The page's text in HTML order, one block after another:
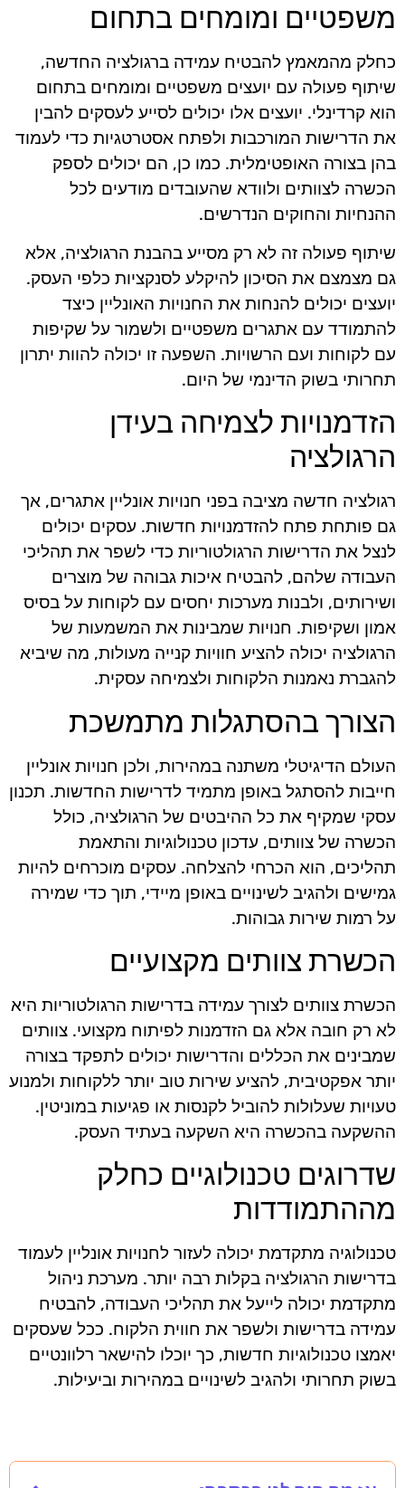
משפטיים ומומחים בתחום
כחלק מהמאמץ להבטיח עמידה ברגולציה החדשה,
שיתוף פעולה עם יועצים משפטיים ומומחים בתחום
הוא קרדינלי. יועצים אלו יכולים לסייע לעסקים להבין
את הדרישות המורכבות ולפתח אסטרטגיות כדי לעמוד
בהן בצורה האופטימלית. כמו כן, הם יכולים לספק
הכשרה לצוותים ולוודא שהעובדים מודעים לכל
ההנחיות והחוקים הנדרשים.
שיתוף פעולה זה לא רק מסייע בהבנת הרגולציה, אלא
גם מצמצם את הסיכון להיקלע לסנקציות כלפי העסק.
יועצים יכולים להנחות את החנויות האונליין כיצד
להתמודד עם אתגרים משפטיים ולשמור על שקיפות
עם לקוחות ועם הרשויות. השפעה זו יכולה להוות יתרון
תחרותי בשוק הדינמי של היום.
הזדמנויות לצמיחה בעידן
הרגולציה
רגולציה חדשה מציבה בפני חנויות אונליין אתגרים, אך
גם פותחת פתח להזדמנויות חדשות. עסקים יכולים
לנצל את הדרישות הרגולטוריות כדי לשפר את תהליכי
העבודה שלהם, להבטיח איכות גבוהה של מוצרים
ושירותים, ולבנות מערכות יחסים עם לקוחות על בסיס
אמון ושקיפות. חנויות שמבינות את המשמעות של
הרגולציה יכולה להציע חוויות קנייה מעולות, מה שיביא
להגברת נאמנות הלקוחות ולצמיחה עסקית.
הצורך בהסתגלות מתמשכת
העולם הדיגיטלי משתנה במהירות, ולכן חנויות אונליין
חייבות להסתגל באופן מתמיד לדרישות החדשות. תכנון
עסקי שמקיף את כל ההיבטים של הרגולציה, כולל
הכשרה של צוותים, עדכון טכנולוגיות והתאמת
תהליכים, הוא הכרחי להצלחה. עסקים מוכרחים להיות
גמישים ולהגיב לשינויים באופן מיידי, תוך כדי שמירה
על רמות שירות גבוהות.
הכשרת צוותים מקצועיים
הכשרת צוותים לצורך עמידה בדרישות הרגולטוריות היא
לא רק חובה אלא גם הזדמנות לפיתוח מקצועי. צוותים
שמבינים את הכללים והדרישות יכולים לתפקד בצורה
יותר אפקטיבית, להציע שירות טוב יותר ללקוחות ולמנוע
טעויות שעלולות להוביל לקנסות או פגיעות במוניטין.
ההשקעה בהכשרה היא השקעה בעתיד העסק.
שדרוגים טכנולוגיים כחלק
מההתמודדות
טכנולוגיה מתקדמת יכולה לעזור לחנויות אונליין לעמוד
בדרישות הרגולציה בקלות רבה יותר. מערכת ניהול
מתקדמת יכולה לייעל את תהליכי העבודה, להבטיח
עמידה בדרישות ולשפר את חווית הלקוח. ככל שעסקים
יאמצו טכנולוגיות חדשות, כך יוכלו להישאר רלוונטיים
בשוק תחרותי ולהגיב לשינויים במהירות וביעילות.